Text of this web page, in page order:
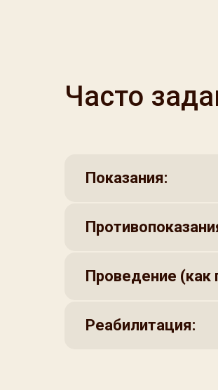
Часто
Показания:
Проведение (как
Реабилитация: